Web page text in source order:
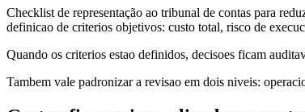
Checklist de representação ao tribunal de contas para
definicao de criterios objetivos: custo total, risco de
Quando os criterios estao definidos, decisoes ficam
Tambem vale padronizar a revisao em dois niveis: